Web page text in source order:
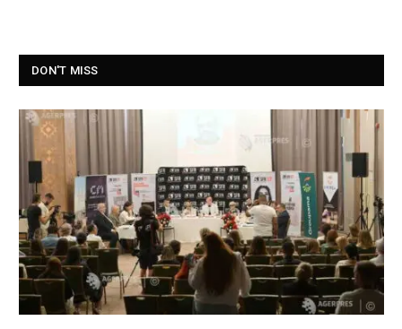
DON'T MISS